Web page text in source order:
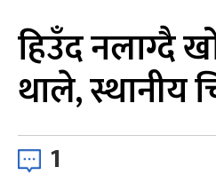
हिउँद नलाग्दै
थाले, स्थानीय
1